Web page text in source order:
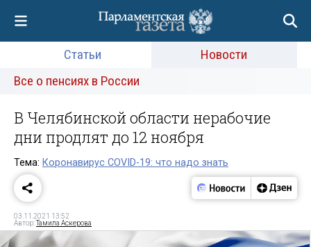
Статьи
Новости
Все о пенсиях в России
В Челябинской области нерабочие
дни продлят до 12 ноября
Тема: Коронавирус COVID-19: что надо знать
03.11.2021 13:52
Автор:Тамила Аскерова